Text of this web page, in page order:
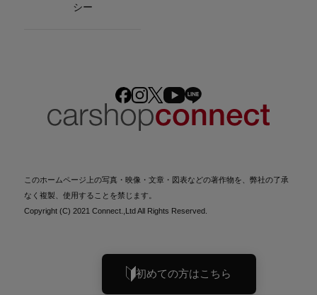
シー
このホームページ上の写真・映像・文章・図表などの著作物を、弊社の了承
なく複製、使用することを禁じます。
Copyright (C) 2021 Connect.,Ltd All Rights Reserved.
初めての方はこちら